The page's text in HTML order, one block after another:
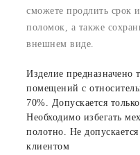
сможете продлить срок
поломок, а также
внешнем виде.
Изделие предназначено
помещений с
70%. Допускается
Необходимо избегать
полотно. Не
клиентом